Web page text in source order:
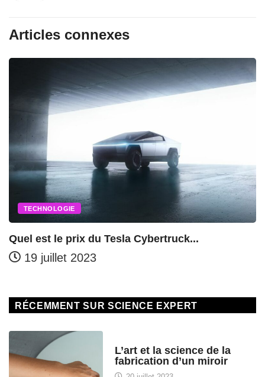
Articles connexes
TECHNOLOGIE
Quel est le prix du Tesla Cybertruck...
19 juillet 2023
RÉCEMMENT SUR SCIENCE EXPERT
L’art et la science de la
fabrication d’un miroir